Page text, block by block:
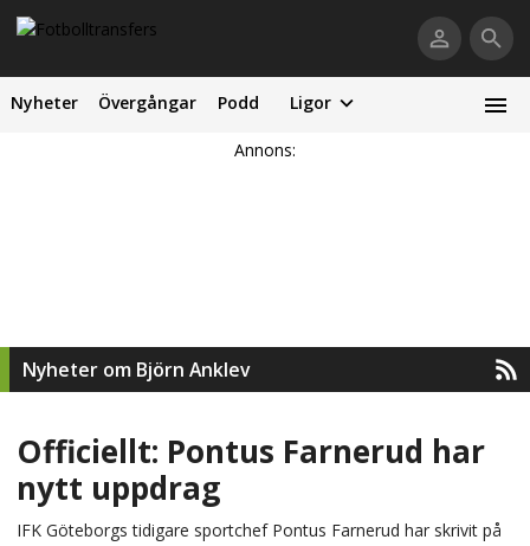
Nyheter Övergångar Podd Ligor
Annons:
Nyheter om Björn Anklev
Officiellt: Pontus Farnerud har
nytt uppdrag
IFK Göteborgs tidigare sportchef Pontus Farnerud har skrivit på